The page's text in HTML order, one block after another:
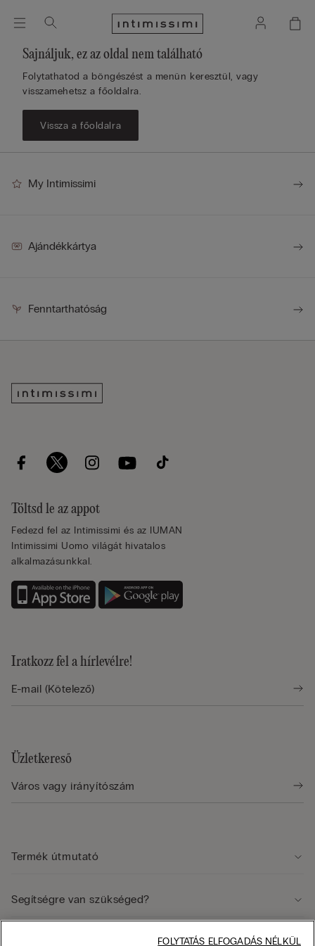
Sajnáljuk, ez az oldal nem található
Folytathatod a böngészést a menün keresztül, vagy
visszamehetsz a főoldalra.
Vissza a főoldalra
My Intimissimi
Ajándékkártya
Fenntarthatóság
Töltsd le az appot
Fedezd fel az Intimissimi és az IUMAN
Intimissimi Uomo világát hivatalos
alkalmazásunkkal.
Iratkozz fel a hírlevélre!
Üzletkereső
Termék útmutató
Segítségre van szükséged?
FOLYTATÁS ELFOGADÁS NÉLKÜL